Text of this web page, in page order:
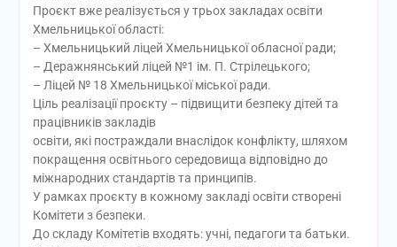
Проєкт вже реалізується у трьох закладах освіти
Хмельницької області:
– Хмельницький ліцей Хмельницької обласної ради;
– Деражнянський ліцей №1 ім. П. Стрілецького;
– Ліцей № 18 Хмельницької міської ради.
Ціль реалізації проєкту – підвищити безпеку дітей та
працівників закладів
освіти, які постраждали внаслідок конфлікту, шляхом
покращення освітнього середовища відповідно до
міжнародних стандартів та принципів.
У рамках проєкту в кожному закладі освіти створені
Комітети з безпеки.
До складу Комітетів входять: учні, педагоги та батьки.